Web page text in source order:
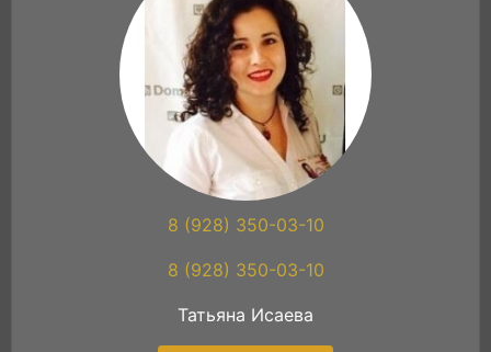
8 (928) 350-03-10
8 (928) 350-03-10
Татьяна Исаева